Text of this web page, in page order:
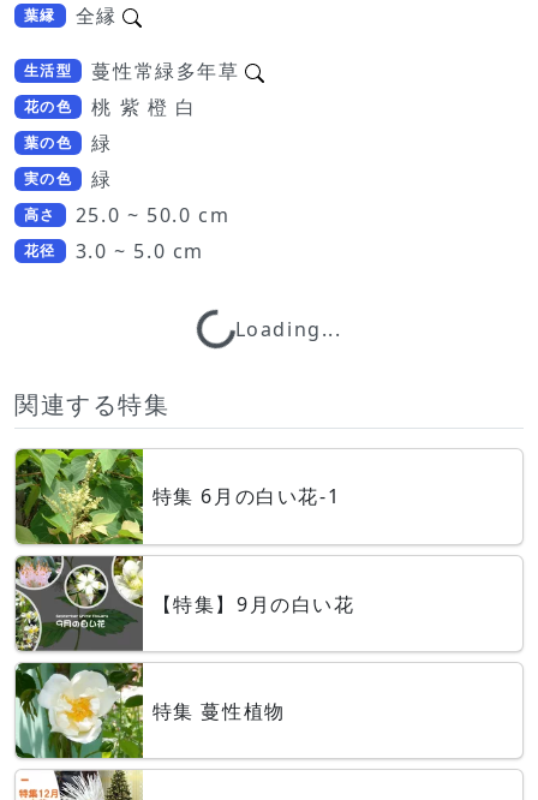
葉縁 全縁
生活型 蔓性常緑多年草
花の色 桃 紫 橙 白
葉の色 緑
実の色 緑
高さ 25.0 ~ 50.0 cm
花径 3.0 ~ 5.0 cm
Loading...Loading...
関連する特集
特集 6月の白い花-1
【特集】9月の白い花
特集 蔓性植物